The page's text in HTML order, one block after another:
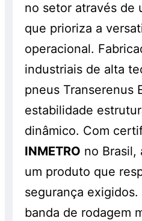
no setor através de
que prioriza a
operacional.
industriais de alta
pneus Transerenus
estabilidade
dinâmico. Com
INMETRO no Brasil,
um produto que
segurança
banda de rodagem